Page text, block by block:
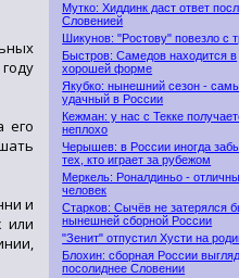
его
и
или
Мутко: Хиддинк даст ответ
Словенией
Шикунов: "Ростову" повезло с
Быстров: Самедов находится в
хорошей форме
Якубко: нынешний сезон -
удачный в России
Кежман: у нас с Текке
неплохо
Черышев: в России иногда
тех, кто играет за рубежом
Меркель: Роналдиньо -
человек
Старков: Сычёв не затерялся
нынешней сборной России
"Зенит" отпустил Хусти на
Блохин: сборная России
посолиднее Словении